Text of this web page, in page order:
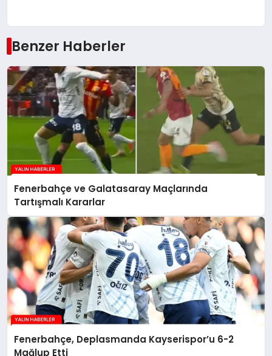
Benzer Haberler
Fenerbahçe ve Galatasaray Maçlarında
Tartışmalı Kararlar
Fenerbahçe, Deplasmanda Kayserispor’u 6-2
Mağlup Etti